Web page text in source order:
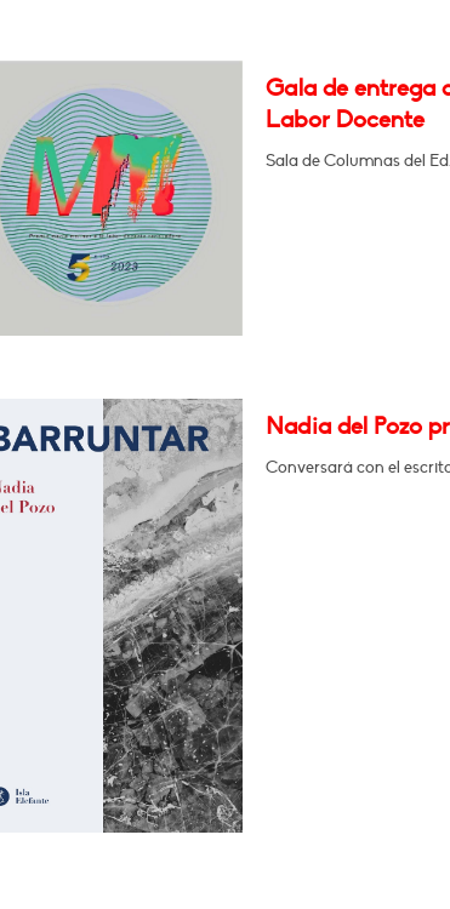
Gala de entrega
Labor Docente
Sala de Columnas del
Nadia del Pozo
Conversará con el